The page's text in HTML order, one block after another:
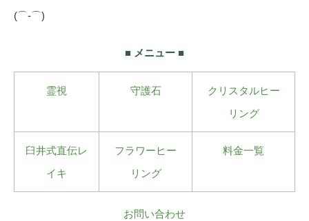
(⌒‐⌒)
■ メニュー ■
霊視 守護石
クリスタルヒー
リング
臼井式直伝レ
イキ
フラワーヒー
リング
料金一覧
お問い合わせ